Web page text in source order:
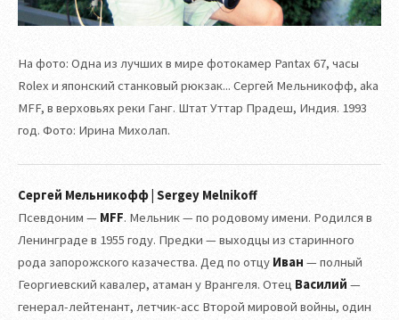
На фото: Одна из лучших в мире фотокамер Pantax 67, часы
Rolex и японский станковый рюкзак... Сергей Мельникофф, aka
MFF, в верховьях реки Ганг. Штат Уттар Прадеш, Индия. 1993
год. Фото: Ирина Михолап.
Сергей Мельникофф | Sergey Melnikoff
Псевдоним — MFF. Мельник — по родовому имени. Родился в
Ленинграде в 1955 году. Предки — выходцы из старинного
рода запорожского казачества. Дед по отцу Иван — полный
Георгиевский кавалер, атаман у Врангеля. Отец Василий —
генерал-лейтенант, летчик-асс Второй мировой войны, один